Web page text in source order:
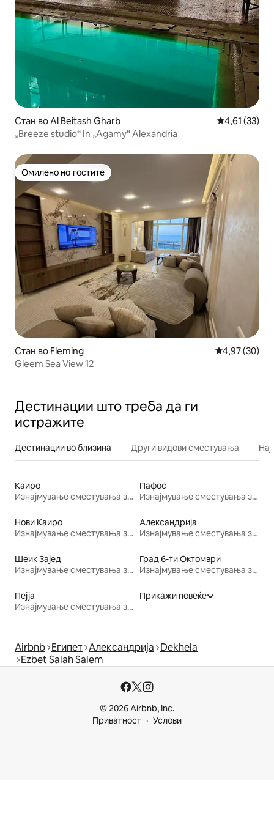
Стан во Al Beitash Gharb Просечна
4,61 (33)
„Breeze studio“ In „Agamy“ Alexandria
Омилено на гостите
Омилено на гостите
Стан во Fleming Просечна
4,97 (30)
Gleem Sea View 12
Дестинации што треба да ги
истражите
Дестинации во близина Други видови сместувања
Каиро
Изнајмување сместувања за одмор
Пафос
Изнајмување сместувања за одмор
Нови Каиро
Изнајмување сместувања за одмор
Александрија
Изнајмување сместувања за одмор
Шеик Зајед
Изнајмување сместувања за одмор
Град 6-ти Октомври
Изнајмување сместувања за одмор
Пејја
Изнајмување сместувања за одмор
Прикажи повеќе
Airbnb Египет Александрија Dekhela
Ezbet Salah Salem
© 2026 Airbnb, Inc.
Приватност
Услови